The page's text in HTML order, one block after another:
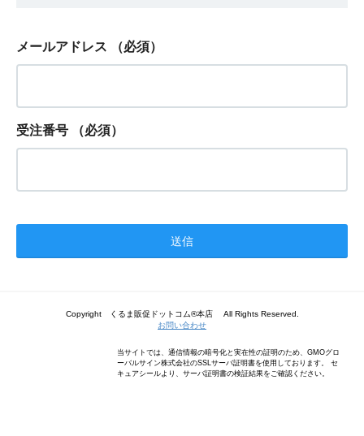
メールアドレス （必須）
受注番号 （必須）
Copyright くるま販促ドットコム®本店 All Rights Reserved.
お問い合わせ
当サイトでは、通信情報の暗号化と実在性の証明のため、GMOグロ
ーバルサイン株式会社のSSLサーバ証明書を使用しております。 セ
キュアシールより、サーバ証明書の検証結果をご確認ください。